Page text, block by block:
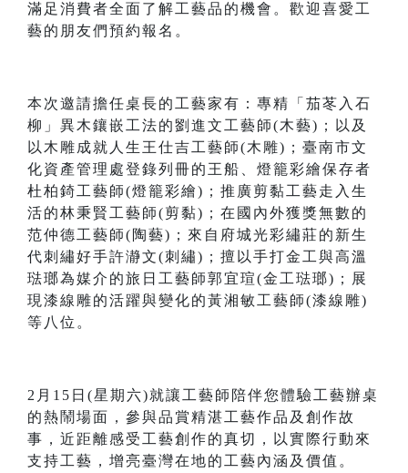
滿足消費者全面了解工藝品的機會。歡迎喜愛工
藝的朋友們預約報名。
本次邀請擔任桌長的工藝家有：專精「茄苳入石
柳」異木鑲嵌工法的劉進文工藝師(木藝)；以及
以木雕成就人生王仕吉工藝師(木雕)；臺南市文
化資產管理處登錄列冊的王船、燈籠彩繪保存者
杜柏錡工藝師(燈籠彩繪)；推廣剪黏工藝走入生
活的林秉賢工藝師(剪黏)；在國內外獲獎無數的
范仲德工藝師(陶藝)；來自府城光彩繡莊的新生
代刺繡好手許瀞文(刺繡)；擅以手打金工與高溫
琺瑯為媒介的旅日工藝師郭宜瑄(金工琺瑯)；展
現漆線雕的活躍與變化的黃湘敏工藝師(漆線雕)
等八位。
2月15日(星期六)就讓工藝師陪伴您體驗工藝辦桌
的熱鬧場面，參與品賞精湛工藝作品及創作故
事，近距離感受工藝創作的真切，以實際行動來
支持工藝，增亮臺灣在地的工藝內涵及價值。